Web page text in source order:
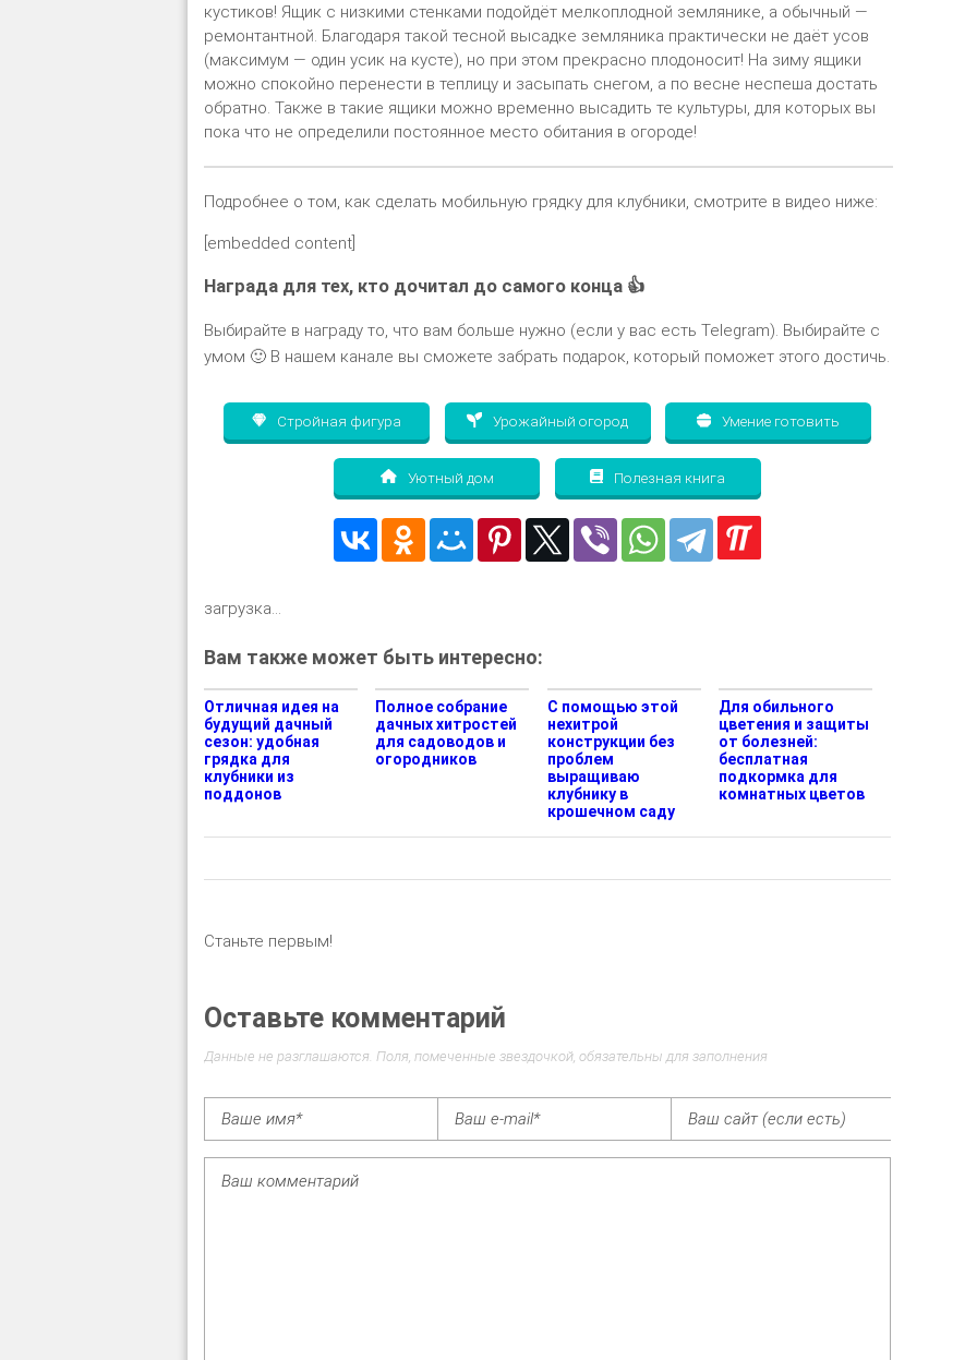
кустиков! Ящик с низкими стенками подойдёт мелкоплодной землянике, а обычный —
ремонтантной. Благодаря такой тесной высадке земляника практически не даёт усов
(максимум — один усик на кусте), но при этом прекрасно плодоносит! На зиму ящики
можно спокойно перенести в теплицу и засыпать снегом, а по весне неспеша достать
обратно. Также в такие ящики можно временно высадить те культуры, для которых вы
пока что не определили постоянное место обитания в огороде!
Подробнее о том, как сделать мобильную грядку для клубники, смотрите в видео ниже:
[embedded content]
Награда для тех, кто дочитал до самого конца 👍
Выбирайте в награду то, что вам больше нужно (если у вас есть Telegram). Выбирайте с
умом 🙂 В нашем канале вы сможете забрать подарок, который поможет этого достичь.
Стройная фигура Урожайный огород Умение готовить
Уютный дом Полезная книга
загрузка...
Вам также может быть интересно:
Отличная идея на
будущий дачный
сезон: удобная
грядка для
клубники из
поддонов
Полное собрание
дачных хитростей
для садоводов и
огородников
С помощью этой
нехитрой
конструкции без
проблем
выращиваю
клубнику в
крошечном саду
Для обильного
цветения и защиты
от болезней:
бесплатная
подкормка для
комнатных цветов
Станьте первым!
Оставьте комментарий
Данные не разглашаются. Поля, помеченные звездочкой, обязательны для заполнения